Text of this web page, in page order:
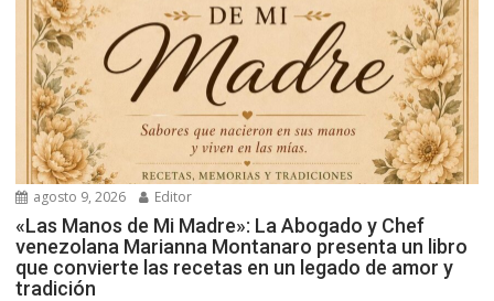
agosto 9, 2026 Editor
«Las Manos de Mi Madre»: La Abogado y Chef
venezolana Marianna Montanaro presenta un libro
que convierte las recetas en un legado de amor y
tradición